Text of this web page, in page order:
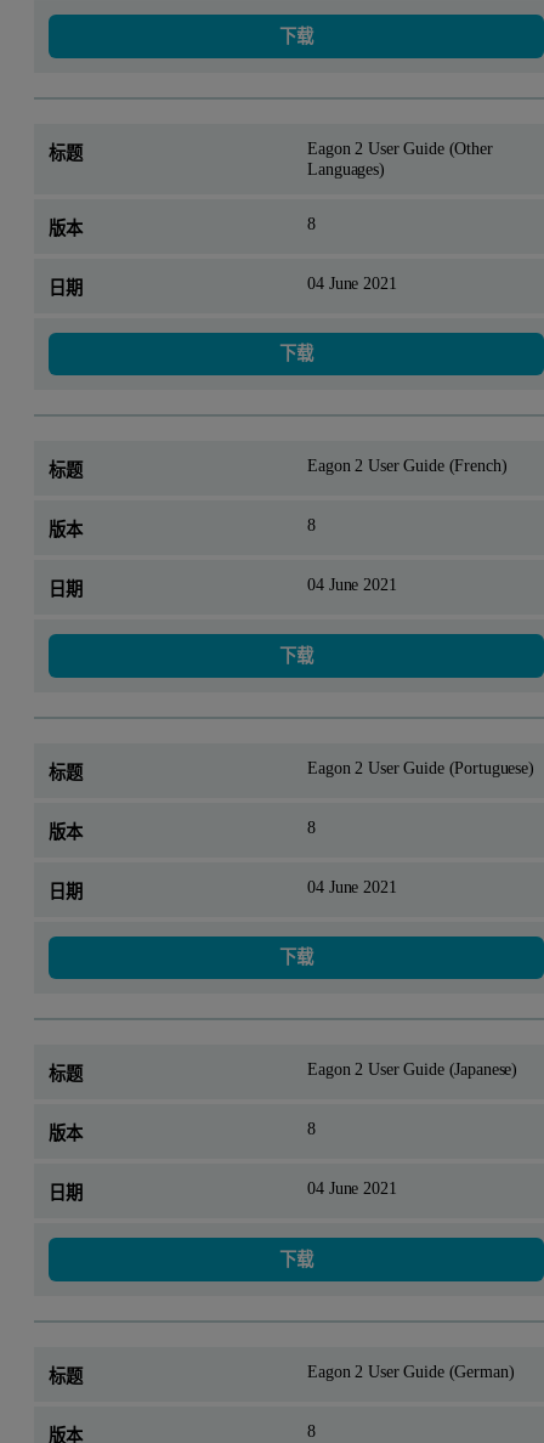
下载
Eagon 2 User Guide (Other
Languages)
8
04 June 2021
下载
Eagon 2 User Guide (French)
8
04 June 2021
下载
Eagon 2 User Guide (Portuguese)
8
04 June 2021
下载
Eagon 2 User Guide (Japanese)
8
04 June 2021
下载
Eagon 2 User Guide (German)
8